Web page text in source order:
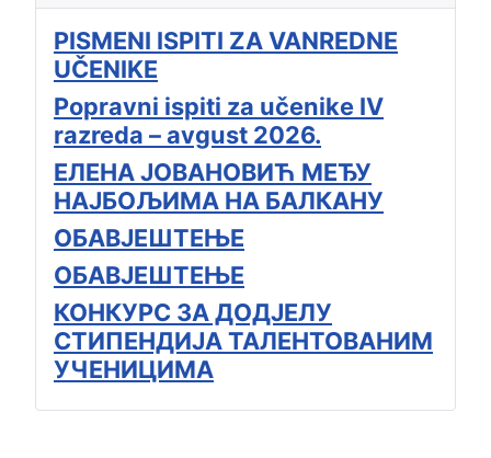
PISMENI ISPITI ZA VANREDNE
UČENIKE
Popravni ispiti za učenike IV
razreda – avgust 2026.
ЕЛЕНА ЈОВАНОВИЋ МЕЂУ
НАЈБОЉИМА НА БАЛКАНУ
ОБАВЈЕШТЕЊЕ
ОБАВЈЕШТЕЊЕ
КОНКУРС ЗА ДОДЈЕЛУ
СТИПЕНДИЈА ТАЛЕНТОВАНИМ
УЧЕНИЦИМА